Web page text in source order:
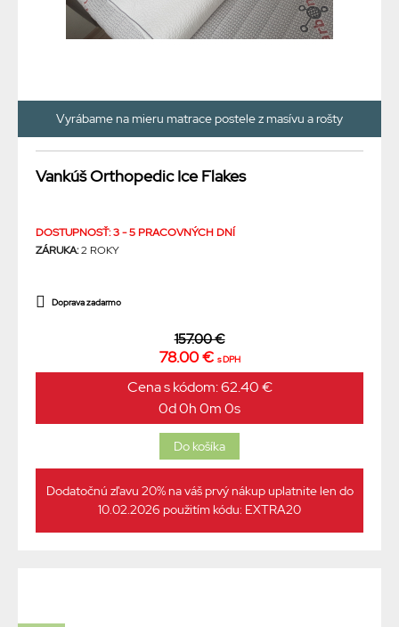
Vyrábame na mieru matrace postele z masívu a rošty
Vankúš Orthopedic Ice Flakes
DOSTUPNOSŤ: 3 - 5 PRACOVNÝCH DNÍ
ZÁRUKA:2 ROKY
Doprava zadarmo
157.00 €
78.00 € s DPH
Cena s kódom: 62.40 €
0d 0h 0m 0s
Dodatočnú zľavu 20% na váš prvý nákup uplatnite len do
10.02.2026 použitím kódu: EXTRA20